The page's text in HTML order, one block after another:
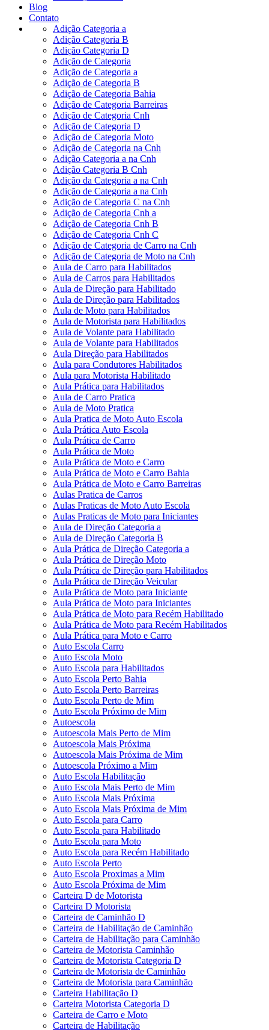
Blog
Contato
Adição Categoria a
Adição Categoria B
Adição Categoria D
Adição de Categoria
Adição de Categoria a
Adição de Categoria B
Adição de Categoria Bahia
Adição de Categoria Barreiras
Adição de Categoria Cnh
Adição de Categoria D
Adição de Categoria Moto
Adição de Categoria na Cnh
Adição Categoria a na Cnh
Adição Categoria B Cnh
Adição da Categoria a na Cnh
Adição de Categoria a na Cnh
Adição de Categoria C na Cnh
Adição de Categoria Cnh a
Adição de Categoria Cnh B
Adição de Categoria Cnh C
Adição de Categoria de Carro na Cnh
Adição de Categoria de Moto na Cnh
Aula de Carro para Habilitados
Aula de Carros para Habilitados
Aula de Direção para Habilitado
Aula de Direção para Habilitados
Aula de Moto para Habilitados
Aula de Motorista para Habilitados
Aula de Volante para Habilitado
Aula de Volante para Habilitados
Aula Direção para Habilitados
Aula para Condutores Habilitados
Aula para Motorista Habilitado
Aula Prática para Habilitados
Aula de Carro Pratica
Aula de Moto Pratica
Aula Pratica de Moto Auto Escola
Aula Prática Auto Escola
Aula Prática de Carro
Aula Prática de Moto
Aula Prática de Moto e Carro
Aula Prática de Moto e Carro Bahia
Aula Prática de Moto e Carro Barreiras
Aulas Pratica de Carros
Aulas Praticas de Moto Auto Escola
Aulas Praticas de Moto para Iniciantes
Aula de Direção Categoria a
Aula de Direção Categoria B
Aula Prática de Direção Categoria a
Aula Prática de Direção Moto
Aula Prática de Direção para Habilitados
Aula Prática de Direção Veicular
Aula Prática de Moto para Iniciante
Aula Prática de Moto para Iniciantes
Aula Prática de Moto para Recém Habilitado
Aula Prática de Moto para Recém Habilitados
Aula Prática para Moto e Carro
Auto Escola Carro
Auto Escola Moto
Auto Escola para Habilitados
Auto Escola Perto Bahia
Auto Escola Perto Barreiras
Auto Escola Perto de Mim
Auto Escola Próximo de Mim
Autoescola
Autoescola Mais Perto de Mim
Autoescola Mais Próxima
Autoescola Mais Próxima de Mim
Autoescola Próximo a Mim
Auto Escola Habilitação
Auto Escola Mais Perto de Mim
Auto Escola Mais Próxima
Auto Escola Mais Próxima de Mim
Auto Escola para Carro
Auto Escola para Habilitado
Auto Escola para Moto
Auto Escola para Recém Habilitado
Auto Escola Perto
Auto Escola Proximas a Mim
Auto Escola Próxima de Mim
Carteira D de Motorista
Carteira D Motorista
Carteira de Caminhão D
Carteira de Habilitação de Caminhão
Carteira de Habilitação para Caminhão
Carteira de Motorista Caminhão
Carteira de Motorista Categoria D
Carteira de Motorista de Caminhão
Carteira de Motorista para Caminhão
Carteira Habilitação D
Carteira Motorista Categoria D
Carteira de Carro e Moto
Carteira de Habilitação